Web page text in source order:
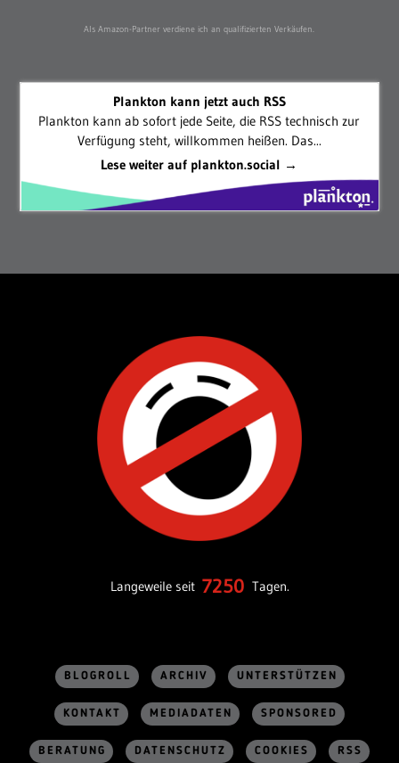
Als Amazon-Partner verdiene ich an qualifizierten Verkäufen.
Plankton kann jetzt auch RSS
Plankton kann ab sofort jede Seite, die RSS technisch zur
Verfügung steht, willkommen heißen. Das...
Lese weiter auf plankton.social →
Langeweile seit 7250 Tagen.
BLOGROLL ARCHIV UNTERSTÜTZEN
KONTAKT MEDIADATEN SPONSORED
BERATUNG DATENSCHUTZ COOKIES RSS